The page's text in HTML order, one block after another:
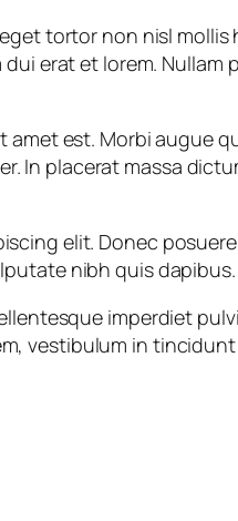
tortor non nisl
erat et lorem.
est. Morbi augue
In placerat massa
elit. Donec
nibh quis dapibus.
imperdiet
vestibulum in